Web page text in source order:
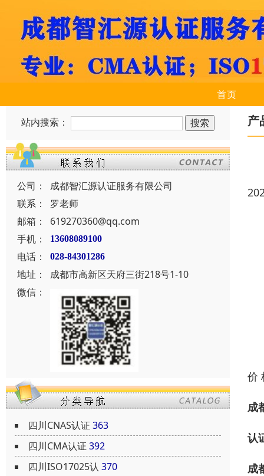
首页
站内搜索：
公司：
成都智汇源认证服务有限公司
联系：
罗老师
邮箱：
619270360@qq.com
手机：
13608089100
电话： 028-84301286
地址：
成都市高新区天府三街218号1-10
微信：
四川CNAS认证 363
四川CMA认证 392
四川ISO17025认 370
产
价
成
认
成